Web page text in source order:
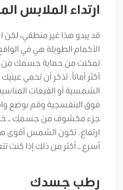
ارتداء الملابس
قد يبدو هذا غير منطقي، لكن
الأكمام الطويلة هي في
تمكنت من حماية جسمك
أكثر أماناً. تذكر أن تحمي
الشمسية أو القبعات
فوق البنفسجية وقم بوضع
جزء مكشوف من جسمك –
ارتفاع. تكون الشمس أقوى
أسرع – أكثر من ذلك إذا كنت
رطب جسدك